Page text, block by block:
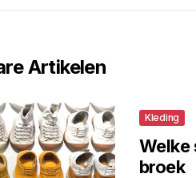
Artikelen
Kleding
Welke
broek